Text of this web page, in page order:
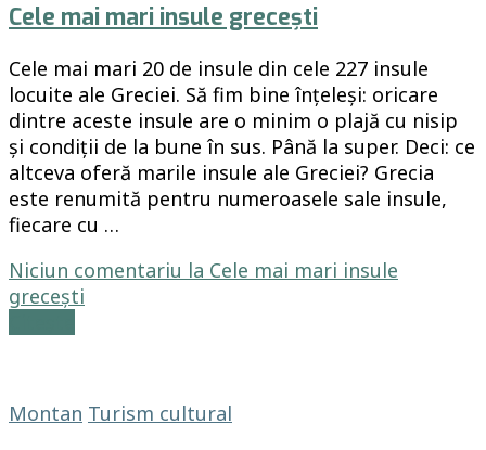
Cele mai mari insule grecești
Cele mai mari 20 de insule din cele 227 insule
locuite ale Greciei. Să fim bine înțeleși: oricare
dintre aceste insule are o minim o plajă cu nisip
și condiții de la bune în sus. Până la super. Deci: ce
altceva oferă marile insule ale Greciei? Grecia
este renumită pentru numeroasele sale insule,
fiecare cu …
Niciun comentariu la Cele mai mari insule
grecești
Montan Turism cultural